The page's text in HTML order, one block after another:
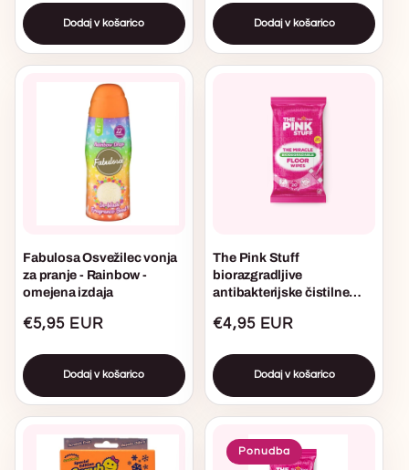
Dodaj v košarico Dodaj v košarico
Fabulosa Osvežilec vonja
za pranje - Rainbow -
omejena izdaja
Običajna
€5,95 EUR
Dodaj v košarico
The Pink Stuff
biorazgradljive
antibakterijske čistilne
izdaja
Običajna
€4,95 EUR
Dodaj v košarico
Ponudba